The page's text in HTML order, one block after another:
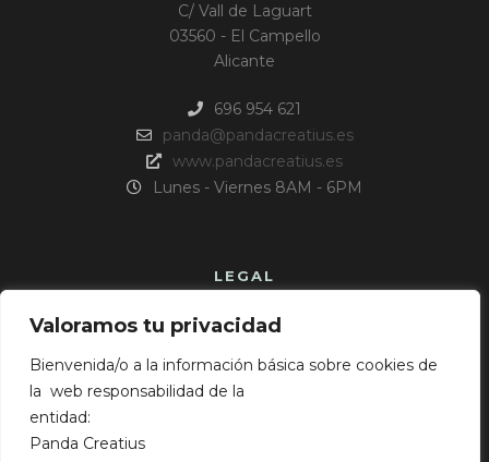
Valoramos tu privacidad
Bienvenida/o a la información básica sobre cookies de
la web responsabilidad de la
entidad:
Panda Creatius
C/ Vall de Laguart
03560 - El Campello
Alicante
696 954 621
panda@pandacreatius.es
www.pandacreatius.es
Lunes - Viernes 8AM - 6PM
LEGAL
Aviso Legal
Política de privacidad